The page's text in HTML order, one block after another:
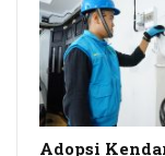
Adopsi